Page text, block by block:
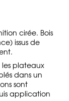
cirée. Bois
issus de
plateaux
dans un
sont
application